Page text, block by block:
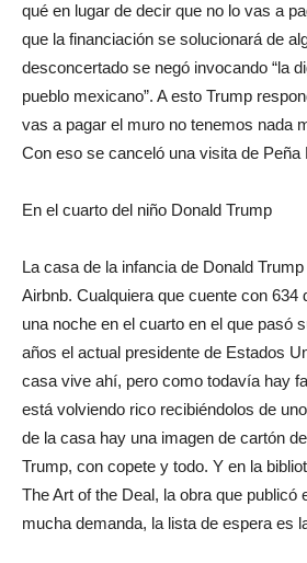
qué en lugar de decir que no lo vas a
que la financiación se solucionará de
desconcertado se negó invocando “la
pueblo mexicano”. A esto Trump
vas a pagar el muro no tenemos nada
Con eso se canceló una visita de Peña
En el cuarto del niño Donald Trump
La casa de la infancia de Donald
Airbnb. Cualquiera que cuente con 634
una noche en el cuarto en el que pasó
años el actual presidente de Estados
casa vive ahí, pero como todavía hay
está volviendo rico recibiéndolos de
de la casa hay una imagen de cartón
Trump, con copete y todo. Y en la
The Art of the Deal, la obra que publicó
mucha demanda, la lista de espera es